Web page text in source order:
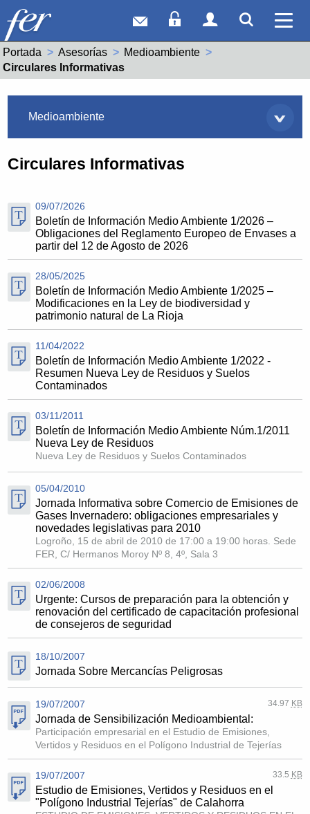
Correo webAcceso Socios
Acceso
Portada Asesorías
Medioambiente
Actual:
Circulares Informativas
Medioambiente
Circulares Informativas
09/07/2026
Boletín de Información Medio Ambiente 1/2026 –
Obligaciones del Reglamento Europeo de Envases a
partir del 12 de Agosto de 2026
28/05/2025
Boletín de Información Medio Ambiente 1/2025 –
Modificaciones en la Ley de biodiversidad y
patrimonio natural de La Rioja
11/04/2022
Boletín de Información Medio Ambiente 1/2022 -
Resumen Nueva Ley de Residuos y Suelos
Contaminados
03/11/2011
Boletín de Información Medio Ambiente Núm.1/2011
Nueva Ley de Residuos
Nueva Ley de Residuos y Suelos Contaminados
05/04/2010
Jornada Informativa sobre Comercio de Emisiones de
Gases Invernadero: obligaciones empresariales y
novedades legislativas para 2010
Logroño, 15 de abril de 2010 de 17:00 a 19:00 horas. Sede
FER, C/ Hermanos Moroy Nº 8, 4º, Sala 3
02/06/2008
Urgente: Cursos de preparación para la obtención y
renovación del certificado de capacitación profesional
de consejeros de seguridad
18/10/2007
Jornada Sobre Mercancías Peligrosas
19/07/2007 34.97 KB
Jornada de Sensibilización Medioambiental:
Participación empresarial en el Estudio de Emisiones,
Vertidos y Residuos en el Polígono Industrial de Tejerías
19/07/2007 33.5 KB
Estudio de Emisiones, Vertidos y Residuos en el
"Polígono Industrial Tejerías" de Calahorra